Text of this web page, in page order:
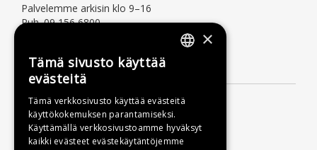
Palvelemme arkisin klo 9–16
Puh. 09 156 6800
Lisätietoa
Toimitusehdot
Käyttöohjeet
Tietosuojaseloste
×
Tämä sivusto käyttää
evästeitä
Tämä verkkosivusto käyttää evästeitä
käyttökokemuksen parantamiseksi.
Käyttämällä verkkosivustoamme hyväksyt
kaikki evästeet evästekäytäntöjemme